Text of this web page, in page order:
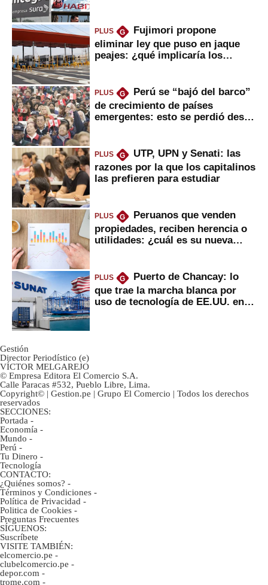
PLUS G
Fujimori propone
eliminar ley que puso en jaque
peajes: ¿qué implicaría los
PLUS G
Perú se “bajó del barco”
de crecimiento de países
emergentes: esto se perdió desde
PLUS G
UTP, UPN y Senati: las
razones por la que los capitalinos
las prefieren para estudiar
PLUS G
Peruanos que venden
propiedades, reciben herencia o
utilidades: ¿cuál es su nueva
PLUS G
Puerto de Chancay: lo
que trae la marcha blanca por
uso de tecnología de EE.UU. en
Gestión
Director Periodístico (e)
VÍCTOR MELGAREJO
© Empresa Editora El Comercio S.A.
Calle Paracas #532, Pueblo Libre, Lima.
Copyright© | Gestion.pe | Grupo El Comercio | Todos los derechos
reservados
SECCIONES:
Portada -
Economía -
Mundo -
Perú -
Tu Dinero -
Tecnología
CONTACTO:
¿Quiénes somos? -
Términos y Condiciones -
Política de Privacidad -
Politica de Cookies -
Preguntas Frecuentes
SÍGUENOS:
Suscríbete
VISITE TAMBIÉN:
elcomercio.pe -
clubelcomercio.pe -
depor.com -
trome.com -